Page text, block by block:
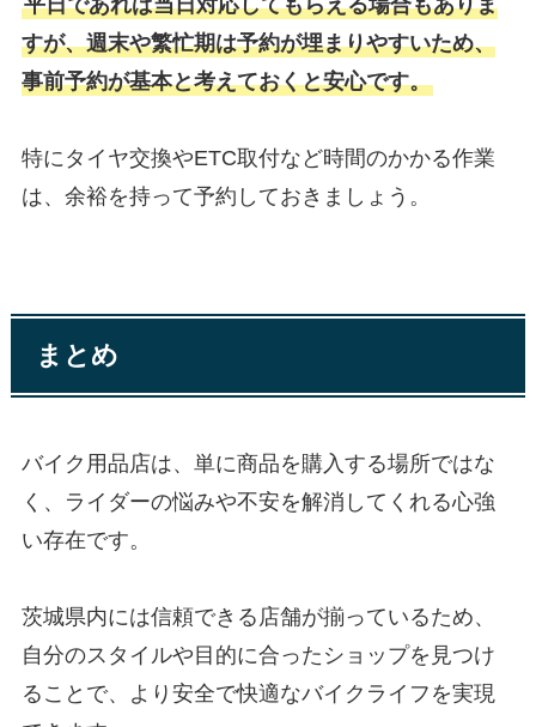
平日であれば当日対応してもらえる場合もありま
すが、週末や繁忙期は予約が埋まりやすいため、
事前予約が基本と考えておくと安心です。
特にタイヤ交換やETC取付など時間のかかる作業
は、余裕を持って予約しておきましょう。
まとめ
バイク用品店は、単に商品を購入する場所ではな
く、ライダーの悩みや不安を解消してくれる心強
い存在です。
茨城県内には信頼できる店舗が揃っているため、
自分のスタイルや目的に合ったショップを見つけ
ることで、より安全で快適なバイクライフを実現